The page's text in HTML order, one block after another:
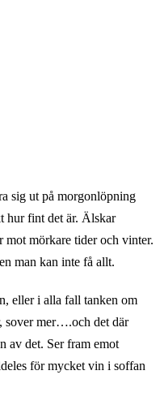
sig ut på morgonlöpning
hur fint det är. Älskar
mörkare tider och vinter.
man kan inte få allt.
eller i alla fall tanken om
sover mer….och det där
av det. Ser fram emot
för mycket vin i soffan